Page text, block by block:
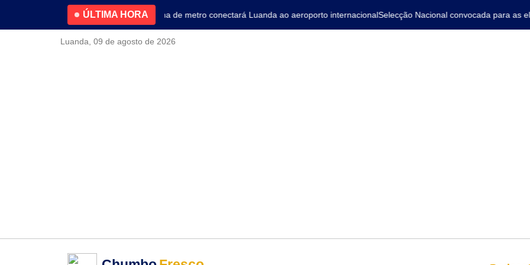
ÚLTIMA HORA
4.2% no primeiro trimestre Nova linha de metro conectará Luanda ao aeroporto internacionalSelecção Nacional convocada para as
Luanda, 09 de agosto de 2026